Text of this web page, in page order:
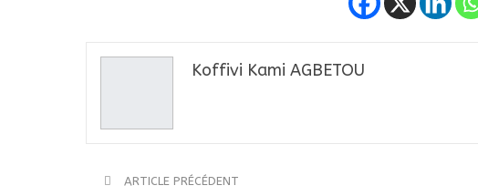
Koffivi Kami AGBETOU
ARTICLE PRÉCÉDENT